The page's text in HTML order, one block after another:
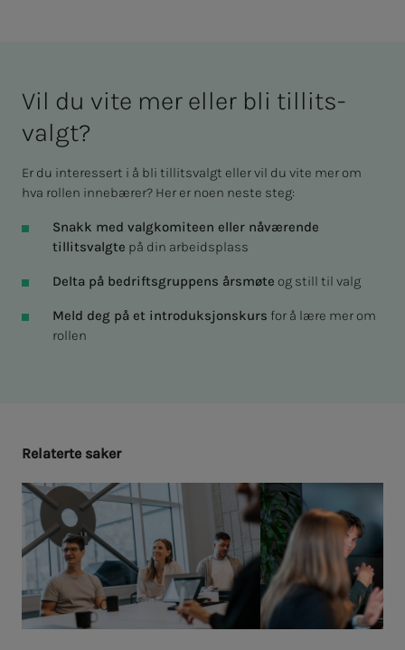
Vil du vite mer el­­­ler bli til­­­­­lits­
valgt?
Er du interessert i å bli tillitsvalgt eller vil du vite mer om
hva rollen innebærer? Her er noen neste steg:
Snakk med valgkomiteen eller nåværende
tillitsvalgte på din arbeidsplass
Delta på bedriftsgruppens årsmøte og still til valg
Meld deg på et introduksjonskurs for å lære mer om
rollen
Re­la­­­ter­­­te sa­­­ker